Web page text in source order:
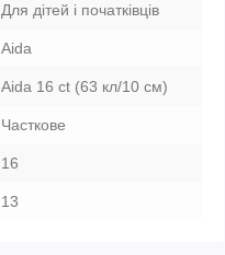
Для дітей і початківців
Aida
Aida 16 ct (63 кл/10 см)
Часткове
16
13